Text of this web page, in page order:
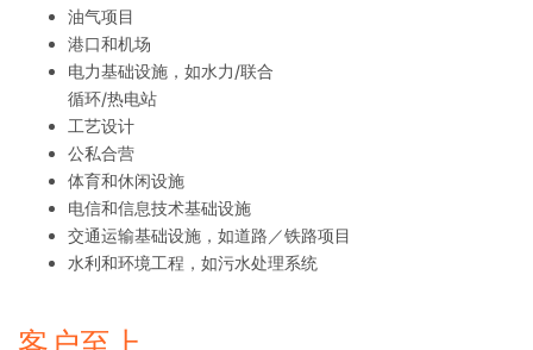
油气项目
港口和机场
电力基础设施，如水力/联合
循环/热电站
工艺设计
公私合营
体育和休闲设施
电信和信息技术基础设施
交通运输基础设施，如道路／铁路项目
水利和环境工程，如污水处理系统